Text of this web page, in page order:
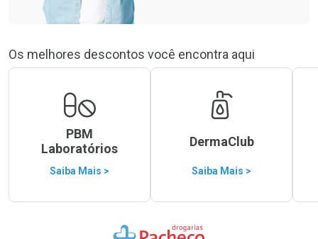
Os melhores descontos você encontra aqui
PBM
Laboratórios
Saiba Mais >
DermaClub
Saiba Mais >
Ir para a Home